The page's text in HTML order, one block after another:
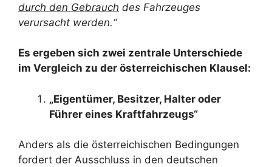
durch den Gebrauch des Fahrzeuges
verursacht werden.“
Es ergeben sich zwei zentrale Unterschiede
im Vergleich zu der österreichischen Klausel:
„Eigentümer, Besitzer, Halter oder
Führer eines Kraftfahrzeugs“
Anders als die österreichischen Bedingungen
fordert der Ausschluss in den deutschen